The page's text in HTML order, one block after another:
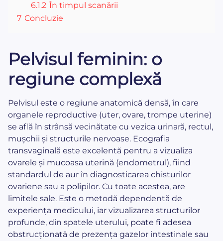
6.1.2 În timpul scanării
7 Concluzie
Pelvisul feminin: o
regiune complexă
Pelvisul este o regiune anatomică densă, în care
organele reproductive (uter, ovare, trompe uterine)
se află în strânsă vecinătate cu vezica urinară, rectul,
mușchii și structurile nervoase. Ecografia
transvaginală este excelentă pentru a vizualiza
ovarele și mucoasa uterină (endometrul), fiind
standardul de aur în diagnosticarea chisturilor
ovariene sau a polipilor. Cu toate acestea, are
limitele sale. Este o metodă dependentă de
experiența medicului, iar vizualizarea structurilor
profunde, din spatele uterului, poate fi adesea
obstrucționată de prezența gazelor intestinale sau